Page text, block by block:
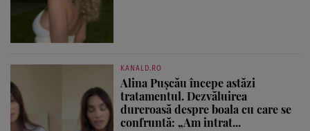
KANALD.RO
Alina Pușcău începe astăzi
tratamentul. Dezvăluirea
dureroasă despre boala cu care se
confruntă: „Am intrat...